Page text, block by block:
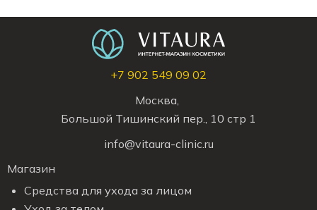
+7 902 549 09 02
Москва,
Большой Тишинский пер., 10 стр 1
info@vitaura-clinic.ru
Магазин
Средства для ухода за лицом